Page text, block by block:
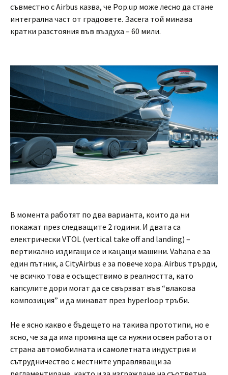
съвместно с Airbus казва, че Pop.up може лесно да стане
интегрална част от градовете. Засега той минава
кратки разстояния във въздуха – 60 мили.
В момента работят по два варианта, които да ни
покажат през следващите 2 години. И двата са
електрически VTOL (vertical take off and landing) –
вертикално издигащи се и кацащи машини. Vahana е за
един пътник, а CityAirbus е за повече хора. Airbus трърди,
че всичко това е осъществимо в реалността, като
капсулите дори могат да се свързват във “влакова
композиция” и да минават през hyperloop тръби.
Не е ясно какво е бъдещето на такива прототипи, но е
ясно, че за да има промяна ще са нужни освен работа от
страна автомобилната и самолетната индустрия и
сътрудничество с местните управляващи за